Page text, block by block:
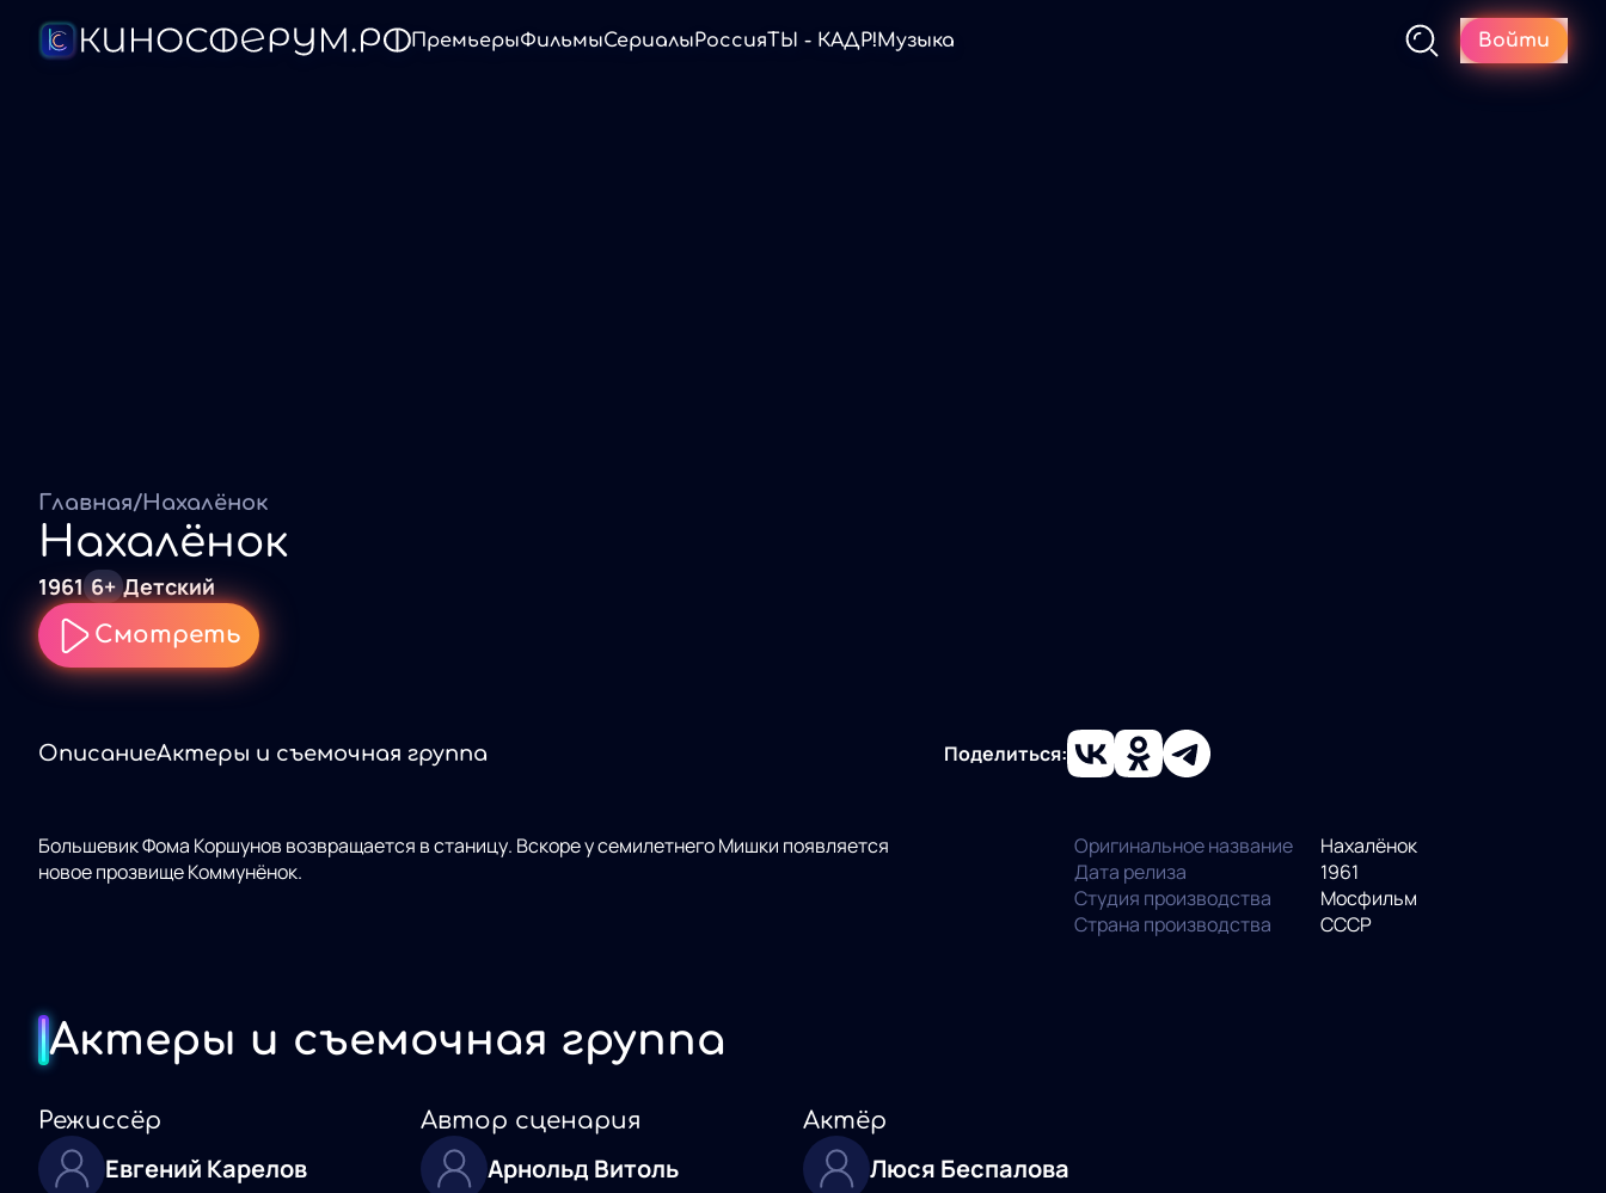
ПремьерыФильмыСериалыРоссияТЫ - КАДР!Музыка Войти
Главная/Нахалёнок
Нахалёнок
1961 6+ Детский
Смотреть
ОписаниеАктеры и съемочная группа
Большевик Фома Коршунов возвращается в станицу. Вскоре у семилетнего Мишки появляется
новое прозвище Коммунёнок.
Оригинальное название
Нахалёнок
Дата релиза
1961
Студия производства
Мосфильм
Страна производства
СССР
Поделиться:
Актеры и съемочная группа
Режиссёр
Евгений Карелов
Автор сценария
Арнольд Витоль
Актёр
Люся Беспалова